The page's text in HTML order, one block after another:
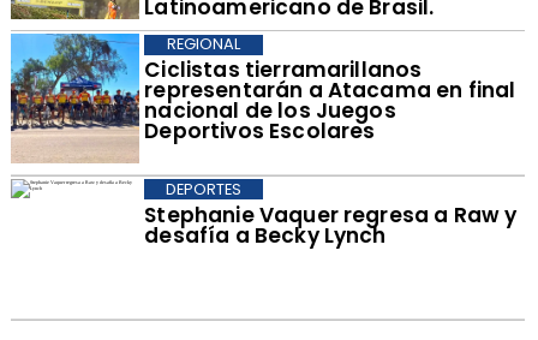
Latinoamericano de Brasil.
​Ciclistas tierramarillanos
representarán a Atacama en final
nacional de los Juegos
Deportivos Escolares
REGIONAL
Stephanie Vaquer regresa a Raw y
desafía a Becky Lynch
DEPORTES